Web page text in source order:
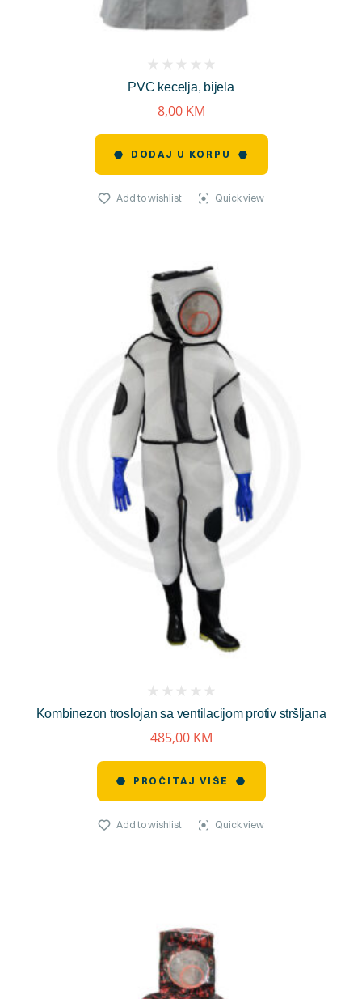
PVC kecelja, bijela
reviews)
8,00 KM
DODAJ U KORPU
Add to wishlist Quick view
Kombinezon troslojan sa ventilacijom protiv stršljana
reviews)
485,00 KM
PROČITAJ VIŠE
Add to wishlist Quick view